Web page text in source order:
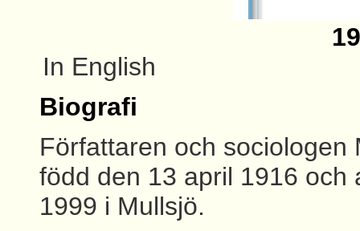
In English
Biografi
Författaren och sociologen
född den 13 april 1916 och
1999 i Mullsjö.